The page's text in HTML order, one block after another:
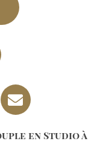
en Studio à